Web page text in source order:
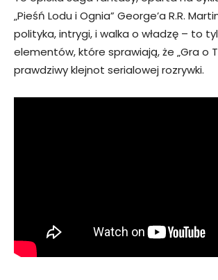
„Pieśń Lodu i Ognia” George’a R.R.
polityka, intrygi, i walka o władzę – to
elementów, które sprawiają, że „Gra o
prawdziwy klejnot serialowej rozrywki.